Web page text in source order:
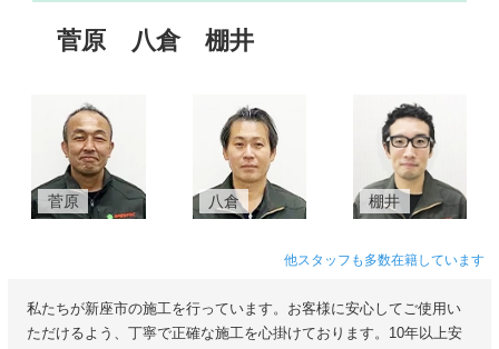
菅原 八倉 棚井
菅原 八倉 棚井
他スタッフも多数在籍しています
私たちが新座市の施工を行っています。お客様に安心してご使用い
ただけるよう、丁寧で正確な施工を心掛けております。10年以上安